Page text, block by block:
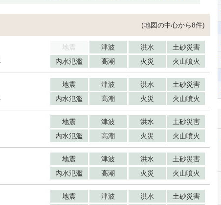
(地図の中心から8件)
地震 津波 洪水
土砂災害
内水氾濫
高潮 火災 火山噴火
地震 津波 洪水
土砂災害
内水氾濫
高潮 火災 火山噴火
地震 津波 洪水
土砂災害
内水氾濫
高潮 火災 火山噴火
地震 津波 洪水
土砂災害
内水氾濫
高潮 火災 火山噴火
地震 津波 洪水
土砂災害